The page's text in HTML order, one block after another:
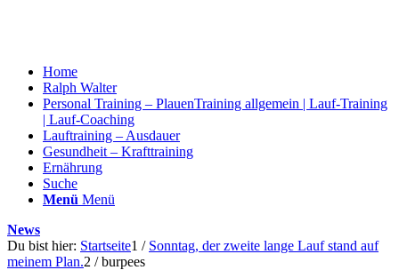
Home
Ralph Walter
Personal Training – PlauenTraining allgemein | Lauf-Training
| Lauf-Coaching
Lauftraining – Ausdauer
Gesundheit – Krafttraining
Ernährung
Suche
Menü Menü
News
Du bist hier: Startseite1 / Sonntag, der zweite lange Lauf stand auf
meinem Plan.2 / burpees